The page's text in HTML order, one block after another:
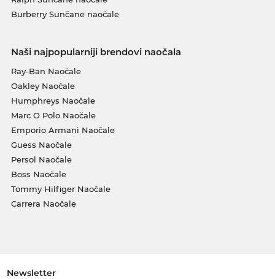
Burberry Sunčane naočale
Naši najpopularniji brendovi naočala
Ray-Ban Naočale
Oakley Naočale
Humphreys Naočale
Marc O Polo Naočale
Emporio Armani Naočale
Guess Naočale
Persol Naočale
Boss Naočale
Tommy Hilfiger Naočale
Carrera Naočale
Newsletter